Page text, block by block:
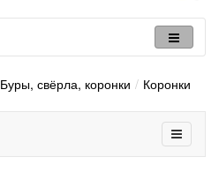
Буры, свёрла, коронки Коронки